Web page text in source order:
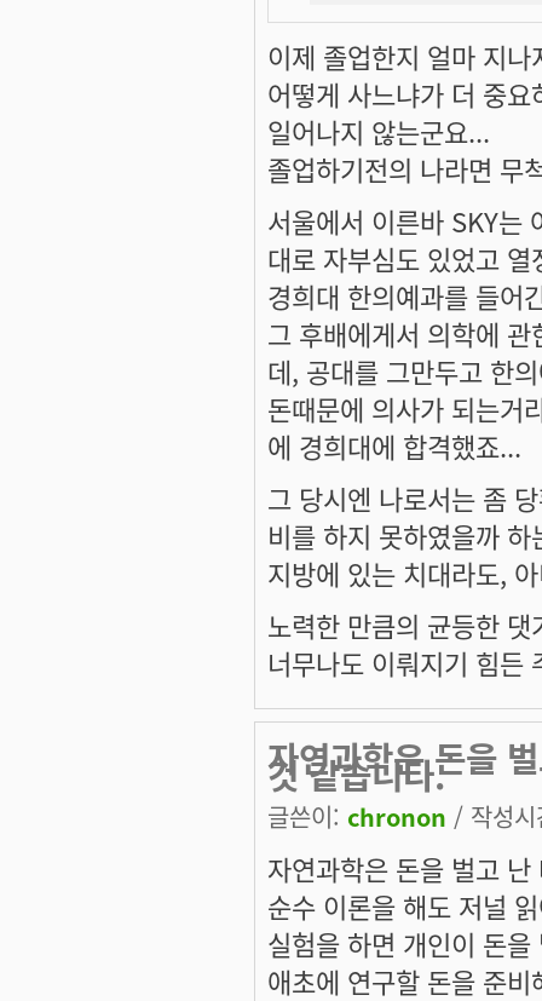
이제 졸업한지 얼마 지
어떻게 사느냐가 더 중
일어나지 않는군요...
졸업하기전의 나라면 무
서울에서 이른바 SKY는
대로 자부심도 있었고
경희대 한의예과를 들어
그 후배에게서 의학에
데, 공대를 그만두고 한
돈때문에 의사가 되는거
에 경희대에 합격했죠...
그 당시엔 나로서는 좀
비를 하지 못하였을까
지방에 있는 치대라도,
노력한 만큼의 균등한
너무나도 이뤄지기 힘든
자연과학은 돈을
것 같습니다.
글쓴이: chronon / 작성
자연과학은 돈을 벌고
순수 이론을 해도 저널
실험을 하면 개인이 돈
애초에 연구할 돈을 준